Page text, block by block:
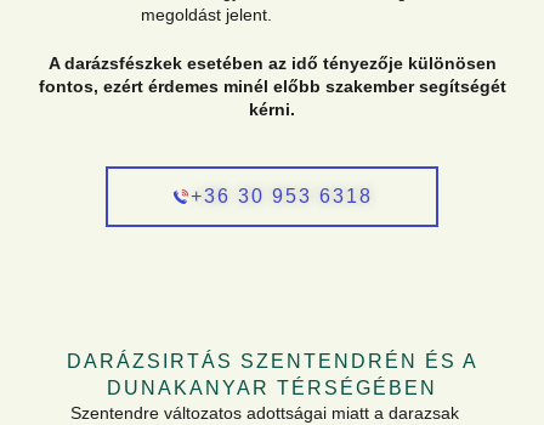
megoldást jelent.
A darázsfészkek esetében az idő tényezője különösen
fontos, ezért érdemes minél előbb szakember segítségét
kérni.
+36 30 953 6318
DARÁZSIRTÁS SZENTENDRÉN ÉS A
DUNAKANYAR TÉRSÉGÉBEN
Szentendre változatos adottságai miatt a darazsak